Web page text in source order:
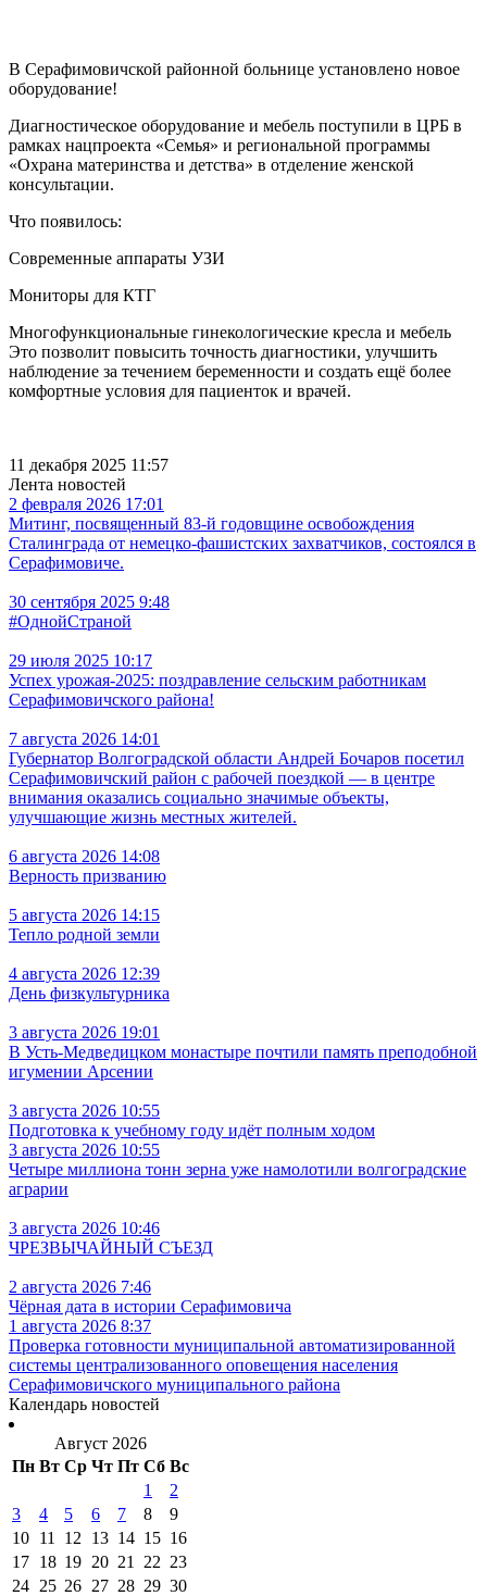
В Серафимовичской районной больнице установлено новое
оборудование!
Диагностическое оборудование и мебель поступили в ЦРБ в
рамках нацпроекта «Семья» и региональной программы
«Охрана материнства и детства» в отделение женской
консультации.
Что появилось:
Современные аппараты УЗИ
Мониторы для КТГ
Многофункциональные гинекологические кресла и мебель
Это позволит повысить точность диагностики, улучшить
наблюдение за течением беременности и создать ещё более
комфортные условия для пациенток и врачей.
11 декабря 2025 11:57
Лента новостей
2 февраля 2026 17:01
Митинг, посвященный 83-й годовщине освобождения
Сталинграда от немецко-фашистских захватчиков, состоялся в
Серафимовиче.
30 сентября 2025 9:48
#ОднойСтраной
29 июля 2025 10:17
Успех урожая-2025: поздравление сельским работникам
Серафимовичского района!
7 августа 2026 14:01
Губернатор Волгоградской области Андрей Бочаров посетил
Серафимовичский район с рабочей поездкой — в центре
внимания оказались социально значимые объекты,
улучшающие жизнь местных жителей.
6 августа 2026 14:08
Верность призванию
5 августа 2026 14:15
Тепло родной земли
4 августа 2026 12:39
День физкультурника
3 августа 2026 19:01
В Усть‑Медведицком монастыре почтили память преподобной
игумении Арсении
3 августа 2026 10:55
Подготовка к учебному году идёт полным ходом
3 августа 2026 10:55
Четыре миллиона тонн зерна уже намолотили волгоградские
аграрии
3 августа 2026 10:46
ЧРЕЗВЫЧАЙНЫЙ СЪЕЗД
2 августа 2026 7:46
Чёрная дата в истории Серафимовича
1 августа 2026 8:37
Проверка готовности муниципальной автоматизированной
системы централизованного оповещения населения
Серафимовичского муниципального района
Календарь новостей
Август 2026
Пн Вт Ср Чт Пт Сб Вс
1
2
3
4 5 6 7 8
9
10 11 12 13 14 15 16
17 18 19 20 21 22 23
24 25 26 27 28 29 30